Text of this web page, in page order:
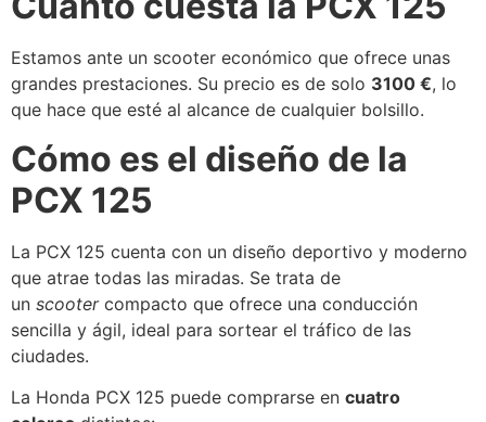
Estamos ante un scooter económico que ofrece unas
grandes prestaciones. Su precio es de solo 3100 €, lo
que hace que esté al alcance de cualquier bolsillo.
Cómo es el diseño de la
PCX 125
La PCX 125 cuenta con un diseño deportivo y moderno
que atrae todas las miradas. Se trata de
un scooter compacto que ofrece una conducción
sencilla y ágil, ideal para sortear el tráfico de las
ciudades.
La Honda PCX 125 puede comprarse en cuatro